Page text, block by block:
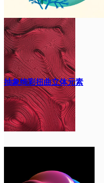
抽象绚彩扭曲立体元素